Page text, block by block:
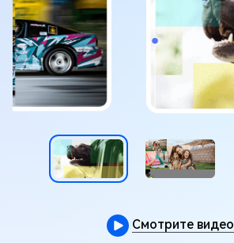
Смотрите видео